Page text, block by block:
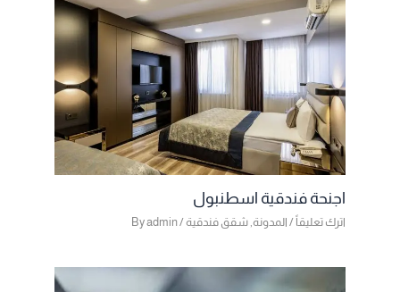
اجنحة فندقية اسطنبول
اترك تعليقاً / المدونة ,شقق فندقية/ By
admin